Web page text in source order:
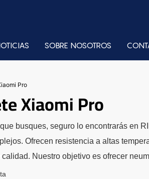
SOBRE NOSOTROS
Pro
Xiaomi Pro
busques, seguro lo encontrarás en
Ofrecen resistencia a altas
Nuestro objetivo es ofrecer